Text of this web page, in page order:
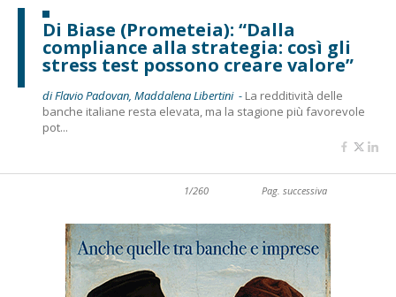
Di Biase (Prometeia): “Dalla
compliance alla strategia: così gli
stress test possono creare valore”
di Flavio Padovan, Maddalena Libertini - La redditività delle
banche italiane resta elevata, ma la stagione più favorevole
pot...
1/260 Pag. successiva